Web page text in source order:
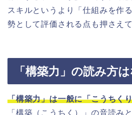
スキルというより「仕組みを作
勢として評価される点も押さえ
「構築力」の読み方
「構築力」は一般に「こうちく
「構築（こうちく）」の音読み